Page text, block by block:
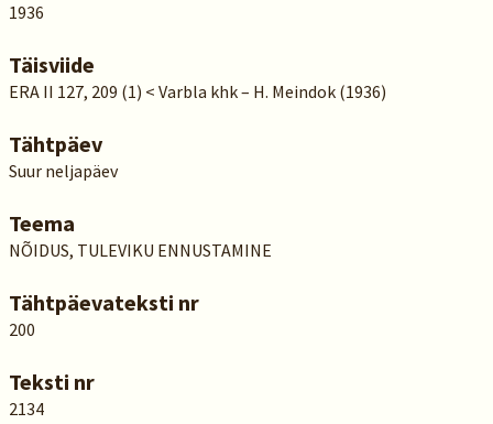
1936
Täisviide
ERA II 127, 209 (1) < Varbla khk – H. Meindok (1936)
Tähtpäev
Suur neljapäev
Teema
NÕIDUS, TULEVIKU ENNUSTAMINE
Tähtpäevateksti nr
200
Teksti nr
2134